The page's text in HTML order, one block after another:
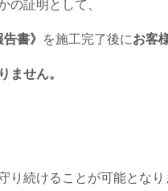
証明として、
書》 を施工完了後にお客
ません。
り続けることが可能とな